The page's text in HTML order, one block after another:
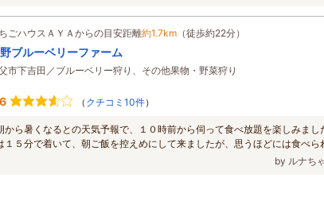
ごハウスＡＹＡからの目安距離約1.7km （徒歩約22分）
ブルーベリーファーム
市下吉田／ブルーベリー狩り、その他果物・野菜狩り
（ クチコミ10件）
から暑くなるとの天気予報で、１０時前から伺って食べ放題を楽しみまし
１５分で着いて、朝ご飯を控えめにして来ましたが、思うほどには食べら
by ルナち